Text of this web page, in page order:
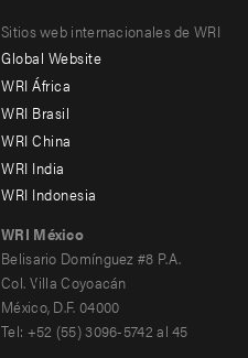
Footer
menu
-
Offices
Sitios web internacionales de WRI
Global Website
WRI África
WRI Brasil
WRI China
WRI India
WRI Indonesia
WRI México
Belisario Domínguez #8 P.A.
Col. Villa Coyoacán
México, D.F. 04000
Tel: +52 (55) 3096-5742 al 45